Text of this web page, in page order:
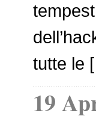
tutte le
19